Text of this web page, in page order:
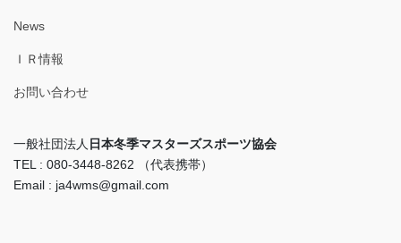
News
ＩＲ情報
お問い合わせ
一般社団法人 日本冬季マスターズスポーツ協会
TEL : 080-3448-8262 （代表携帯）
Email : ja4wms@gmail.com